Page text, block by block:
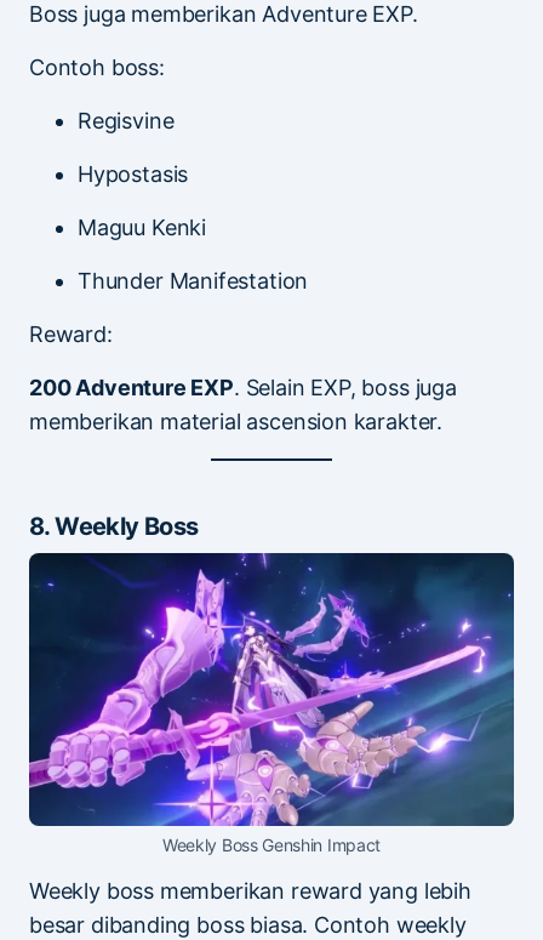
Boss juga memberikan Adventure EXP.
Contoh boss:
Regisvine
Hypostasis
Maguu Kenki
Thunder Manifestation
Reward:
200 Adventure EXP. Selain EXP, boss juga
memberikan material ascension karakter.
8. Weekly Boss
Weekly Boss Genshin Impact
Weekly boss memberikan reward yang lebih
besar dibanding boss biasa. Contoh weekly